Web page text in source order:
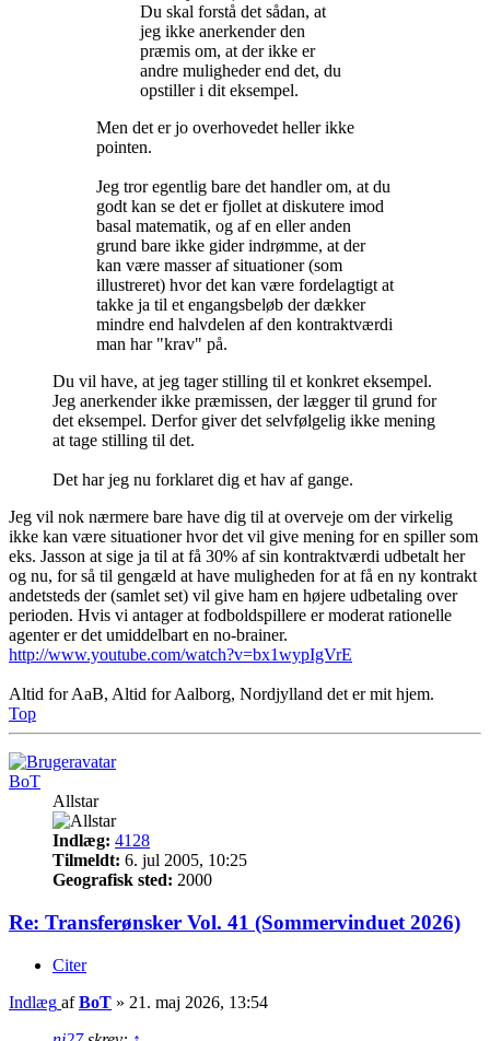
Du skal forstå det sådan, at
jeg ikke anerkender den
præmis om, at der ikke er
andre muligheder end det, du
opstiller i dit eksempel.
Men det er jo overhovedet heller ikke
pointen.
Jeg tror egentlig bare det handler om, at du
godt kan se det er fjollet at diskutere imod
basal matematik, og af en eller anden
grund bare ikke gider indrømme, at der
kan være masser af situationer (som
illustreret) hvor det kan være fordelagtigt at
takke ja til et engangsbeløb der dækker
mindre end halvdelen af den kontraktværdi
man har "krav" på.
Du vil have, at jeg tager stilling til et konkret eksempel.
Jeg anerkender ikke præmissen, der lægger til grund for
det eksempel. Derfor giver det selvfølgelig ikke mening
at tage stilling til det.
Det har jeg nu forklaret dig et hav af gange.
Jeg vil nok nærmere bare have dig til at overveje om der virkelig
ikke kan være situationer hvor det vil give mening for en spiller som
eks. Jasson at sige ja til at få 30% af sin kontraktværdi udbetalt her
og nu, for så til gengæld at have muligheden for at få en ny kontrakt
andetsteds der (samlet set) vil give ham en højere udbetaling over
perioden. Hvis vi antager at fodboldspillere er moderat rationelle
agenter er det umiddelbart en no-brainer.
http://www.youtube.com/watch?v=bx1wypIgVrE
Altid for AaB, Altid for Aalborg, Nordjylland det er mit hjem.
Top
BoT
Allstar
Indlæg: 4128
Tilmeldt: 6. jul 2005, 10:25
Geografisk sted: 2000
Re: Transferønsker Vol. 41 (Sommervinduet 2026)
Citer
Indlæg afBoT » 21. maj 2026, 13:54